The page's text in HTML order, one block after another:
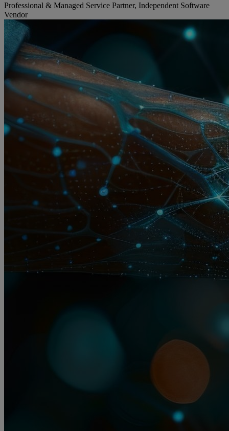
Professional & Managed Service Partner, Independent Software
Vendor